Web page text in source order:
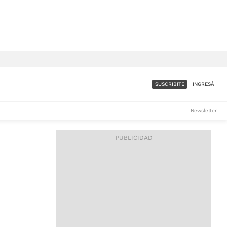
ACCESO FULL - $1.800/MES
SUSCRIBITE INGRESÁ
Newsletter